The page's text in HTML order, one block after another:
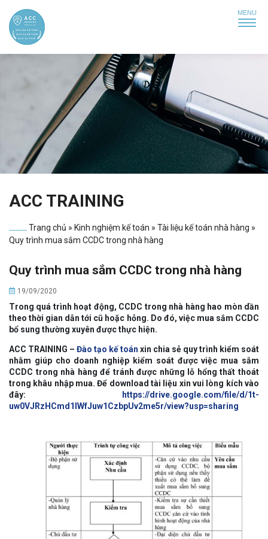
ACC TRAINING
Trang chủ » Kinh nghiệm kế toán » Tài liệu kế toán nhà hàng »
Quy trình mua sắm CCDC trong nhà hàng
Quy trình mua sắm CCDC trong nhà hàng
19/09/2020
Trong quá trình hoạt động, CCDC trong nhà hàng hao mòn dần
theo thời gian dẫn tới cũ hoặc hỏng. Do đó, việc mua sắm CCDC
bổ sung thường xuyên được thực hiện.
ACC TRAINING – Đào tạo kế toán xin chia sẻ quy trình kiểm soát
nhằm giúp cho doanh nghiệp kiểm soát được việc mua sắm
CCDC trong nhà hàng để tránh được những lỗ hổng thất thoát
trong khâu nhập mua. Để download tài liệu xin vui lòng kích vào
đây:
https://drive.google.com/file/d/1t-
uw0VJRzHCmd1IWfJuw1CzbpUv2me5r/view?usp=sharing